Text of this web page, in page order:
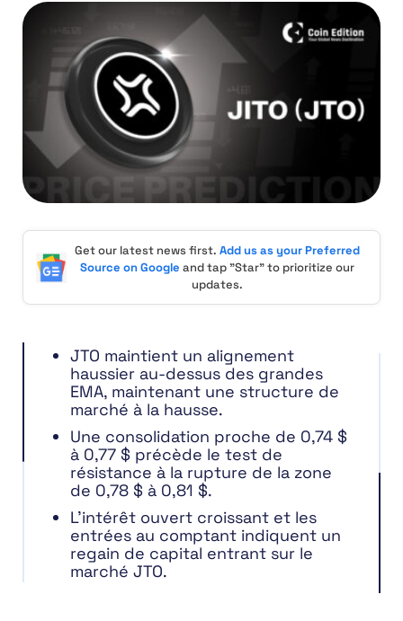
Get our latest news first. Add us as your Preferred
Source on Google and tap "Star" to prioritize our
updates.
JTO maintient un alignement
haussier au-dessus des grandes
EMA, maintenant une structure de
marché à la hausse.
Une consolidation proche de 0,74 $
à 0,77 $ précède le test de
résistance à la rupture de la zone
de 0,78 $ à 0,81 $.
L’intérêt ouvert croissant et les
entrées au comptant indiquent un
regain de capital entrant sur le
marché JTO.